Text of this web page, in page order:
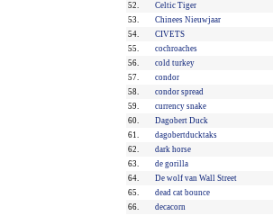
52.
Celtic Tiger
53.
Chinees Nieuwjaar
54.
CIVETS
55.
cochroaches
56.
cold turkey
57.
condor
58.
condor spread
59.
currency snake
60.
Dagobert Duck
61.
dagobertducktaks
62.
dark horse
63.
de gorilla
64.
De wolf van Wall Street
65.
dead cat bounce
66.
decacorn